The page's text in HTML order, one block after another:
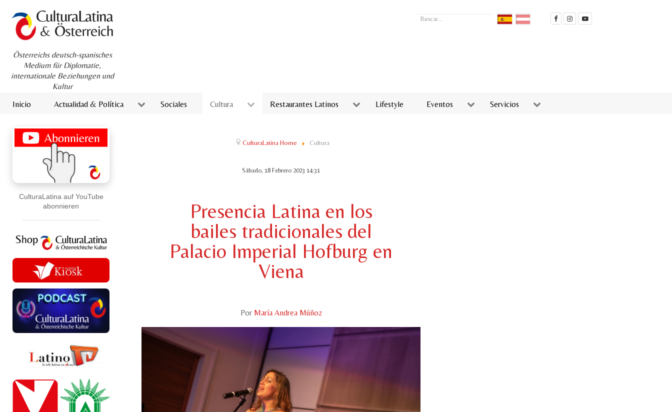
Österreichs deutsch-spanisches
Medium für Diplomatie,
internationale Beziehungen und
Kultur
Buscar...
Inicio Actualidad & Política Sociales Cultura Restaurantes Latinos Lifestyle Eventos Servicios
CulturaLatina auf YouTube
abonnieren
CulturaLatina Home Cultura
Sábado, 18 Febrero 2023 14:31
Presencia Latina en los
bailes tradicionales del
Palacio Imperial Hofburg en
Viena
Por María Andrea Múñoz